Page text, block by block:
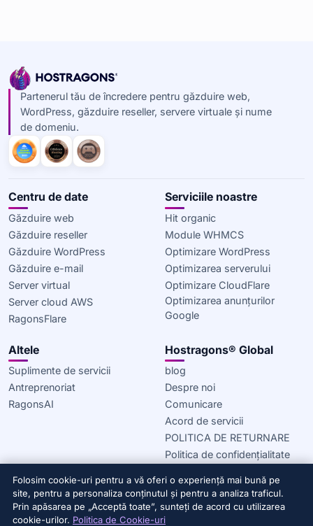
Partenerul tău de încredere pentru găzduire web,
WordPress, găzduire reseller, servere virtuale și nume
de domeniu.
Centru de date
Găzduire web
Găzduire reseller
Găzduire WordPress
Găzduire e-mail
Server virtual
Server cloud AWS
RagonsFlare
Serviciile noastre
Hit organic
Module WHMCS
Optimizare WordPress
Optimizarea serverului
Optimizare CloudFlare
Optimizarea anunțurilor
Google
Altele
Suplimente de servicii
Antreprenoriat
RagonsAI
Hostragons® Global
blog
Despre noi
Comunicare
Acord de servicii
POLITICA DE RETURNARE
Politica de confidențialitate
© 2020–2026 Hostragons® Global —Un brand al Draconis
Infrastructure, LLC. Toate drepturile rezervate.
Folosim cookie-uri pentru a vă oferi o experiență mai bună pe
site, pentru a personaliza conținutul și pentru a analiza traficul.
Prin apăsarea pe „Acceptă toate”, sunteți de acord cu utilizarea
cookie-urilor. Politica de Cookie-uri